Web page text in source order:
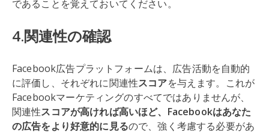
であることを覚えておいてください。
4.関連性の確認
Facebook広告プラットフォームは、広告活動を自動的
に評価し、それぞれに関連性スコアを与えます。これが
Facebookマーケティングのすべてではありませんが、
関連性スコアが高ければ高いほど、Facebookはあなた
の広告をより好意的に見るので、強く考慮する必要があ